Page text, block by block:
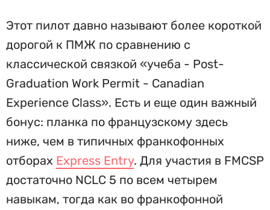
Этот пилот давно называют более короткой
дорогой к ПМЖ по сравнению с
классической связкой «учеба - Post-
Graduation Work Permit - Canadian
Experience Class». Есть и еще один важный
бонус: планка по французскому здесь
ниже, чем в типичных франкофонных
отборах Express Entry. Для участия в FMCSP
достаточно NCLC 5 по всем четырем
навыкам, тогда как во франкофонной